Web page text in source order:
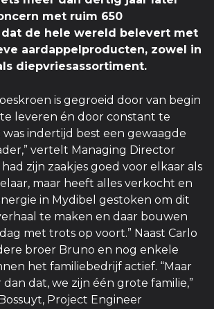
met ruim 650
de hele wereld belevert met
aardappelproducten, zowel in
diepvriesassortiment.
is gegroeid door van begin
leveren én door constant te
was indertijd best een gewaagde
vertelt Managing Director
had zijn zaakjes goed voor elkaar als
maar heeft alles verkocht en
in Mydibel gestoken om dit
te maken en daar bouwen
met trots op voort.” Naast Carlo
broer Bruno en nog enkele
het familiebedrijf actief. “Maar
dat, we zijn één grote familie,”
Project Engineer